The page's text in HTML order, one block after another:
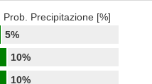
Prob. Precipitazione [%]
5%
10%
10%